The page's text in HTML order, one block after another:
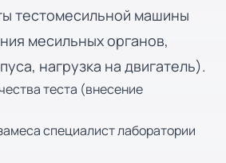
тестомесильной машины
месильных органов,
нагрузка на двигатель).
теста (внесение
специалист лаборатории